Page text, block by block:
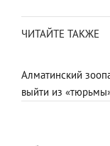
ЧИТАЙТЕ ТАКЖЕ
Алматинский
выйти из